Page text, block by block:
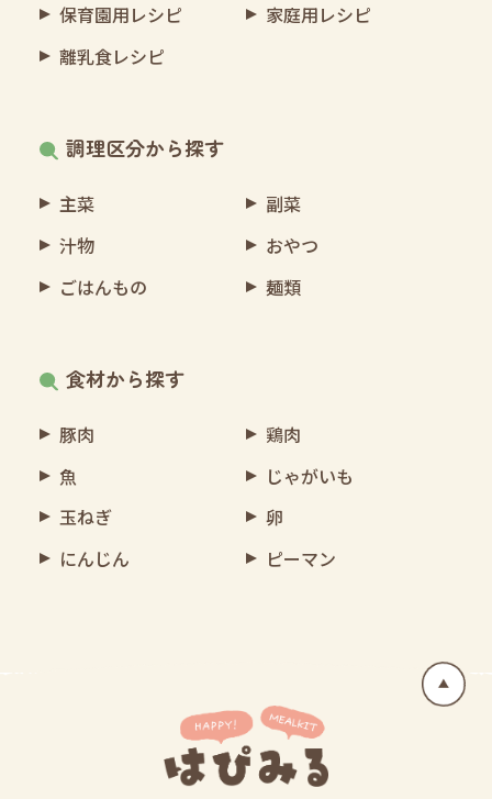
保育園用レシピ
家庭用レシピ
離乳食レシピ
調理区分から探す
主菜
副菜
汁物
おやつ
ごはんもの
麺類
食材から探す
豚肉
鶏肉
魚
じゃがいも
玉ねぎ
卵
にんじん
ピーマン